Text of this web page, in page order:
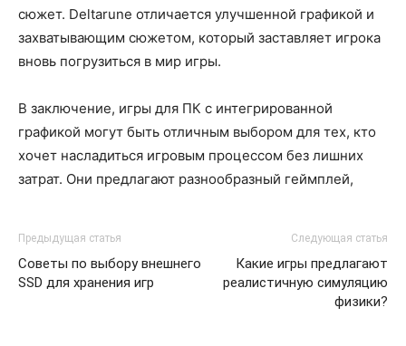
сюжет. Deltarune отличается улучшенной графикой и
захватывающим сюжетом, который заставляет игрока
вновь погрузиться в мир игры.
В заключение, игры для ПК с интегрированной
графикой могут быть отличным выбором для тех, кто
хочет насладиться игровым процессом без лишних
затрат. Они предлагают разнообразный геймплей,
Предыдущая статья
Советы по выбору внешнего
SSD для хранения игр
Следующая статья
Какие игры предлагают
реалистичную симуляцию
физики?